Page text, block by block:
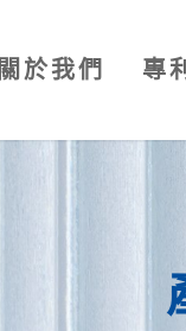
關於我們 專利